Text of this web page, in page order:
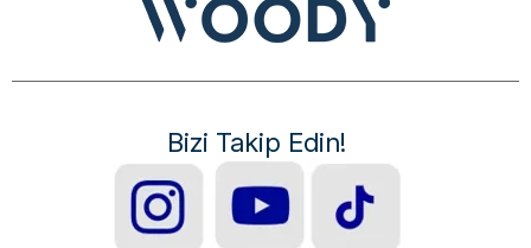
Bizi Takip Edin!